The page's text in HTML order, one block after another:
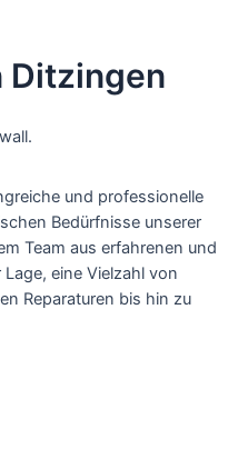
Ditzingen
und professionelle
Bedürfnisse unserer
Team aus erfahrenen und
eine Vielzahl von
Reparaturen bis hin zu